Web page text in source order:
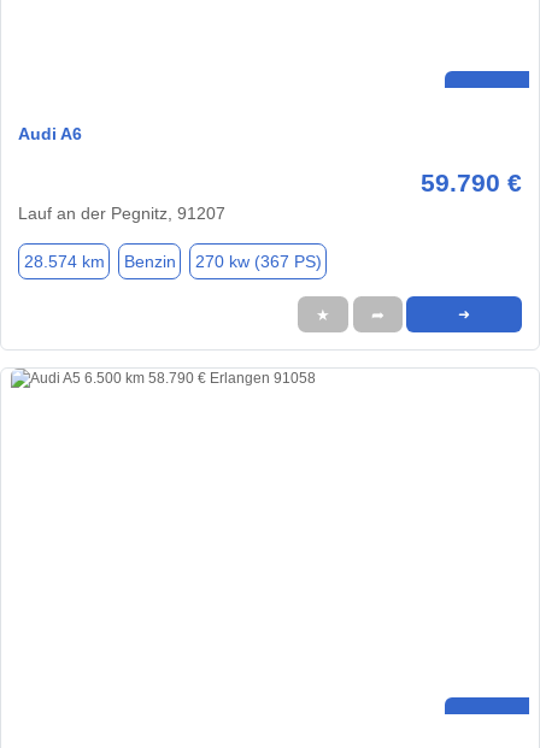
Audi A6
59.790 €
Lauf an der Pegnitz, 91207
28.574 km Benzin 270 kw (367 PS)
★ ➦ ➜